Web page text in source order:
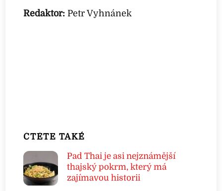
Redaktor:Petr Vyhnánek
ČTĚTE TAKÉ
Pad Thai je asi nejznámější
thajský pokrm, který má
zajímavou historii